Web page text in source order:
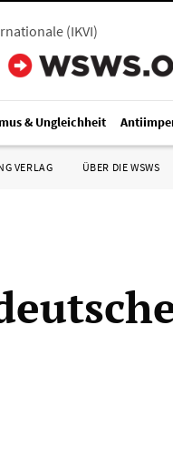
(IKVI)
& Ungleichheit
VERLAG ÜBER DIE WSWS